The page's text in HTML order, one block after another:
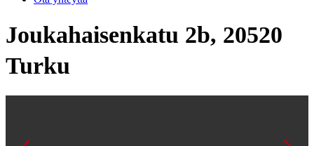
Joukahaisenkatu 2b, 20520
Turku